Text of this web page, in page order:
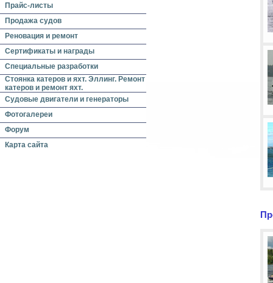
Прайс-листы
Продажа судов
Реновация и ремонт
Сертификаты и награды
Специальные разработки
Стоянка катеров и яхт. Эллинг. Ремонт
катеров и ремонт яхт.
Судовые двигатели и генераторы
Фотогалереи
Форум
Карта сайта